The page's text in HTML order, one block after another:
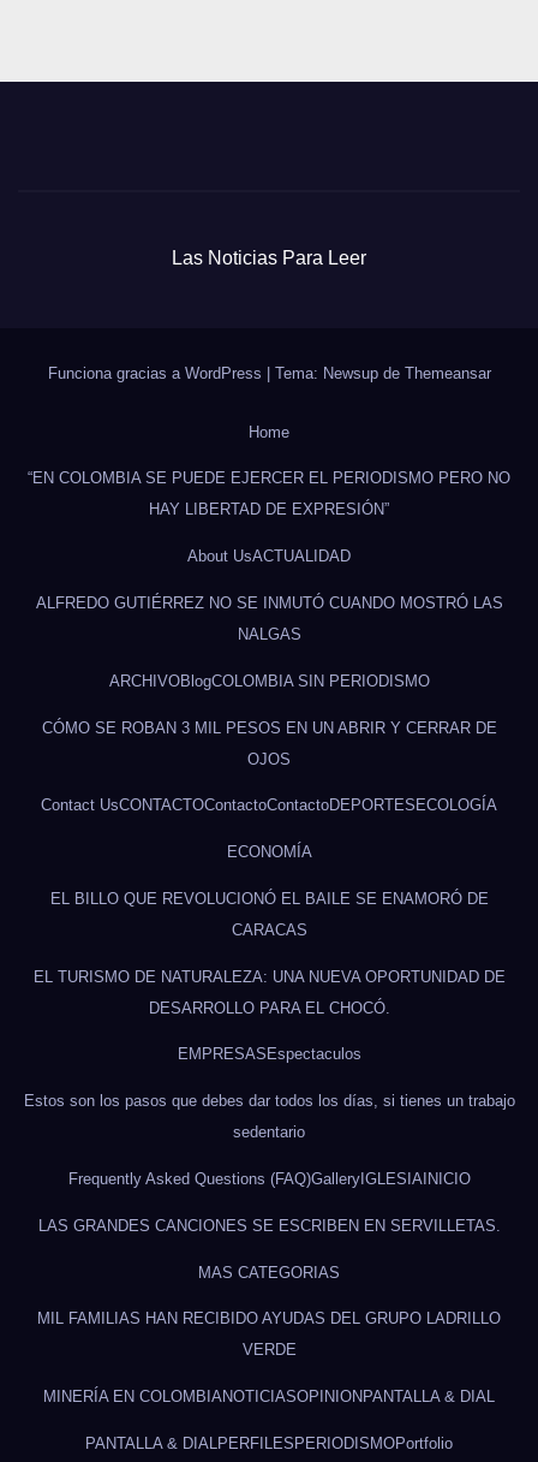
Las Noticias Para Leer
Funciona gracias a WordPress Tema: Newsup de Themeansar
Home
“EN COLOMBIA SE PUEDE EJERCER EL PERIODISMO PERO NO
HAY LIBERTAD DE EXPRESIÓN”
About UsACTUALIDAD
ALFREDO GUTIÉRREZ NO SE INMUTÓ CUANDO MOSTRÓ LAS
NALGAS
ARCHIVOBlogCOLOMBIA SIN PERIODISMO
CÓMO SE ROBAN 3 MIL PESOS EN UN ABRIR Y CERRAR DE
OJOS
Contact UsCONTACTOContactoContactoDEPORTES ECOLOGÍA
ECONOMÍA
EL BILLO QUE REVOLUCIONÓ EL BAILE SE ENAMORÓ DE
CARACAS
EL TURISMO DE NATURALEZA: UNA NUEVA OPORTUNIDAD DE
DESARROLLO PARA EL CHOCÓ.
EMPRESAS Espectaculos
Estos son los pasos que debes dar todos los días, si tienes un trabajo
sedentario
Frequently Asked Questions (FAQ)GalleryIGLESIAINICIO
LAS GRANDES CANCIONES SE ESCRIBEN EN SERVILLETAS.
MAS CATEGORIAS
MIL FAMILIAS HAN RECIBIDO AYUDAS DEL GRUPO LADRILLO
VERDE
MINERÍA EN COLOMBIANOTICIASOPINION PANTALLA & DIAL
PANTALLA & DIAL PERFILES PERIODISMOPortfolio